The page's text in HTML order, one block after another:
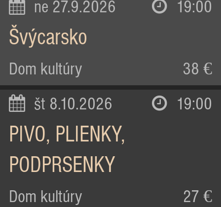
ne 27.9.2026 19:00
Švýcarsko
Dom kultúry 38 €
št 8.10.2026 19:00
PIVO, PLIENKY,
PODPRSENKY
Dom kultúry 27 €